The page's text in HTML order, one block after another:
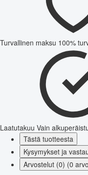
Turvallinen maksu 100%
Laatutakuu Vain
Tästä tuotteesta
Kysymykset ja
Arvostelut (0) (0